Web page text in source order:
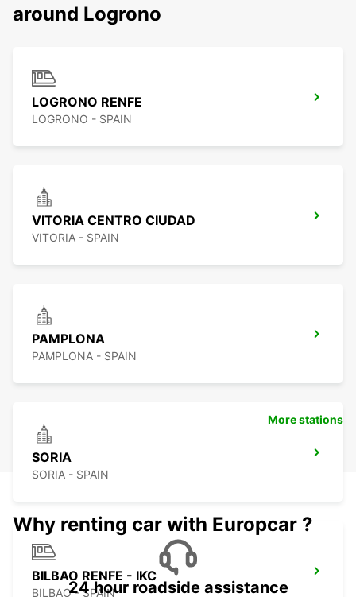
around Logrono
LOGRONO RENFE
LOGRONO - SPAIN
VITORIA CENTRO CIUDAD
VITORIA - SPAIN
PAMPLONA
PAMPLONA - SPAIN
SORIA
SORIA - SPAIN
BILBAO RENFE - IKC
BILBAO - SPAIN
More stations
Why renting car with Europcar ?
24 hour roadside assistance